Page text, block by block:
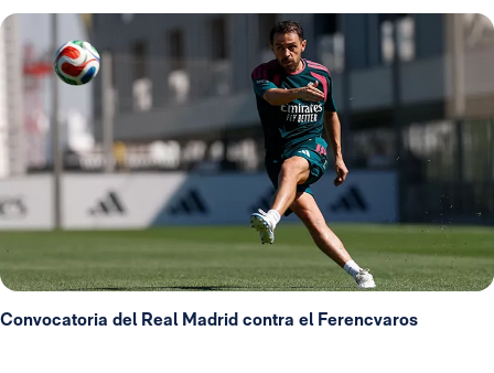
Convocatoria del Real Madrid contra el Ferencvaros